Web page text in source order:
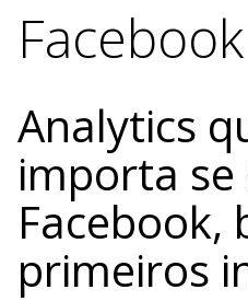
Analytics
importa se
Facebook,
primeiros